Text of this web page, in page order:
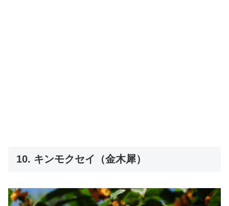
10. キンモクセイ（金木犀）